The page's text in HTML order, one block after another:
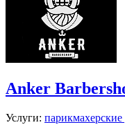
Anker
Услуги: парикмахерские